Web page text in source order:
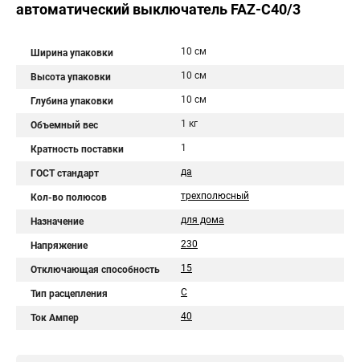
автоматический выключатель FAZ-C40/3
Ширина упаковки 10 см
Высота упаковки 10 см
Глубина упаковки 10 см
Объемный вес 1 кг
Кратность поставки 1
ГОСТ стандарт да
Кол-во полюсов трехполюсный
Назначение для дома
Напряжение 230
Отключающая способность 15
Тип расцепления C
Ток Ампер 40